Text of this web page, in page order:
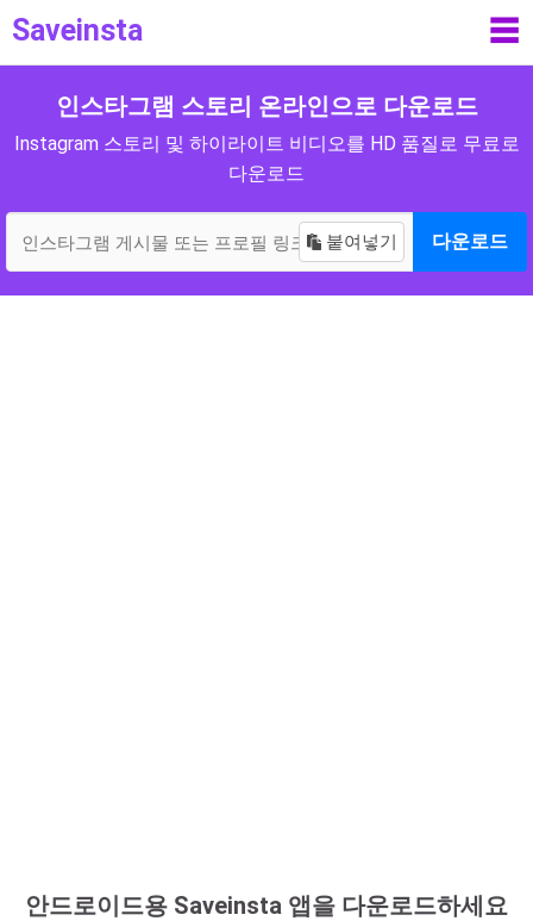
Saveinsta ☰
인스타그램 스토리 온라인으로 다운로드
Instagram 스토리 및 하이라이트 비디오를 HD 품질로 무료로
다운로드
붙여넣기 다운로드
안드로이드용 Saveinsta 앱을 다운로드하세요